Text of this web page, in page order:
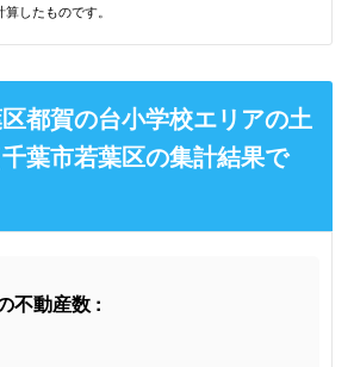
したものです。
都賀の台小学校エリアの土
葉市若葉区の集計結果で
不動産数 :